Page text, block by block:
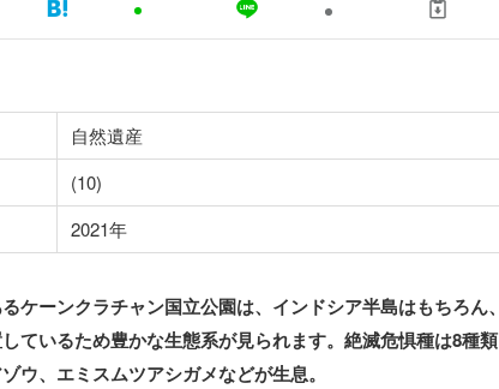
自然遺産
(10)
2021年
ケーンクラチャン国立公園は、インドシア半島はもちろん、
ているため豊かな生態系が見られます。絶滅危惧種は8種類
ウ、エミスムツアシガメなどが生息。